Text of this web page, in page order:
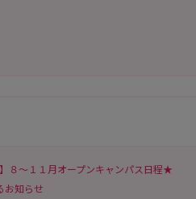
８～１１月オープンキャンパス日程★
お知らせ